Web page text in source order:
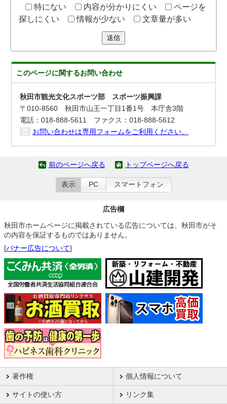
特にない
内容が分かりにくい
ページを
探しにくい
情報が少ない 文章量が多い
送信
このページに関するお問い合わせ
秋田市観光文化スポーツ部 スポーツ振興課
〒010-8560 秋田市山王一丁目1番1号 本庁舎3階
電話：018-888-5611 ファクス：018-888-5612
お問い合わせは専用フォームをご利用ください。
前のページへ戻る トップページへ戻る
表示 PC スマートフォン
広告欄
秋田市ホームページに掲載されている広告については、秋田市がそ
の内容を保証するものではありません。
[バナー広告について]
著作権 個人情報について
サイトの使い方 リンク集